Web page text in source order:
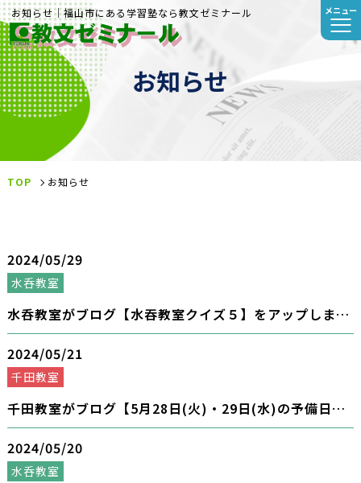
お知らせ｜福山市にある学習塾なら教文ゼミナール メニュー
お知らせ
TOP お知らせ
2024/05/29
水呑教室
水呑教室がブログ【水吞教室クイズ５】をアップしまし
た。
2024/05/21
千田教室
千田教室がブログ【5月28日(火)・29日(水)の予備日に
ついて】をアップしました。
2024/05/20
水呑教室